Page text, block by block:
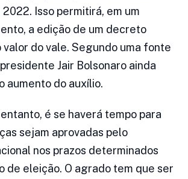
Isso permitirá, em um
a edição de um decreto
valor do vale. Segundo uma fonte
Jair Bolsonaro ainda
aumento do auxílio.
é se haverá tempo para
sejam aprovadas pelo
nos prazos determinados
de eleição. O agrado tem que ser